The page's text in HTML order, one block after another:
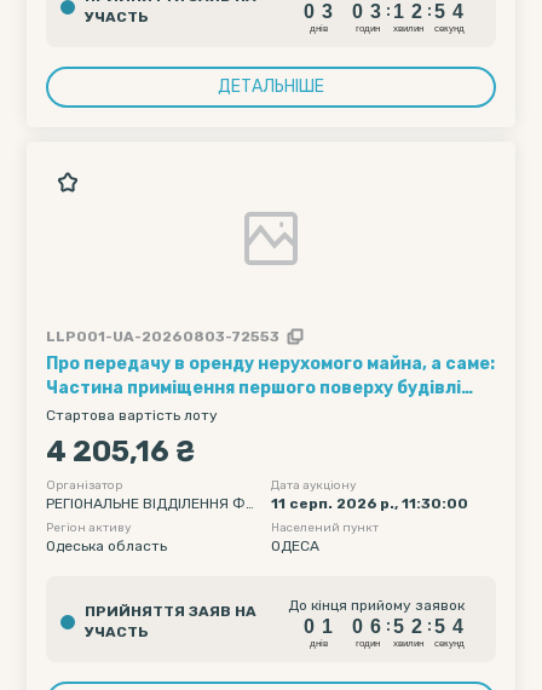
УЧАСТЬ
0 3
днiв
0 3
годин
: 1 2
хвилин
: 5 3
4
секунд
ДЕТАЛЬНІШЕ
LLP001-UA-20260803-72553
Про передачу в оренду нерухомого майна, а саме:
Частина приміщення першого поверху будівлі
управління порту площею 2.5 кв. м, що
знаходиться за адресою: Одеська обл., місто
Одеса, площа Митна, 1/2, щодо якого прийнято
рішення про продовження терміну дії чинного
договору оренди від 07.06.2013 №
209840910862 на аукціоні
Стартова вартість лоту
4 205,16 ₴
Організатор
РЕГІОНАЛЬНЕ ВІДДІЛЕННЯ ФО
НДУ ДЕРЖАВНОГО МАЙНА УК
РАЇНИ ПО ОДЕСЬКІЙ ТА МИКО
Дата аукціону
11 серп. 2026 р., 11:30:00
Регіон активу
Одеська область
Населений пункт
ОДЕСА
ПРИЙНЯТТЯ ЗАЯВ НА
УЧАСТЬ
До кінця прийому заявок
0
0
1
1
днiв
0
0
6
6
годин
:
5
5
2
2
хвилин
:
5
5 3
4
секунд